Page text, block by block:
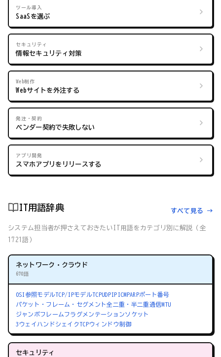
ツール導入
SaaSを選ぶ
セキュリティ
情報セキュリティ対策
Web制作
Webサイトを外注する
発注・契約
ベンダー契約で失敗しない
アプリ開発
スマホアプリをリリースする
IT用語辞典 すべて見る →
システム担当者が押さえておきたいIT用語をカテゴリ別に解説（全
1721語）
ネットワーク・クラウド
670語
OSI参照モデルTCP/IPモデルTCPUDPIPICMPARPポート番号
パケット・フレーム・セグメント全二重・半二重通信MTU
ジャンボフレーム フラグメンテーションソケット
3ウェイハンドシェイクTCPウィンドウ制御
セキュリティ